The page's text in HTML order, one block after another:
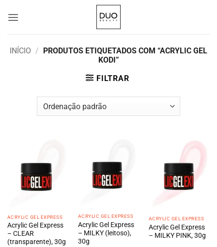
INÍCIO / PRODUTOS ETIQUETADOS COM “ACRYLIC GEL
KODI”
FILTRAR
ACRYLIC GEL EXPRESS
Acrylic Gel Express
– CLEAR
(transparente), 30g
ACRYLIC GEL EXPRESS
Acrylic Gel Express
– MILKY (leitoso),
30g
ACRYLIC GEL EXPRESS
Acrylic Gel Express
– MILKY PINK, 30g